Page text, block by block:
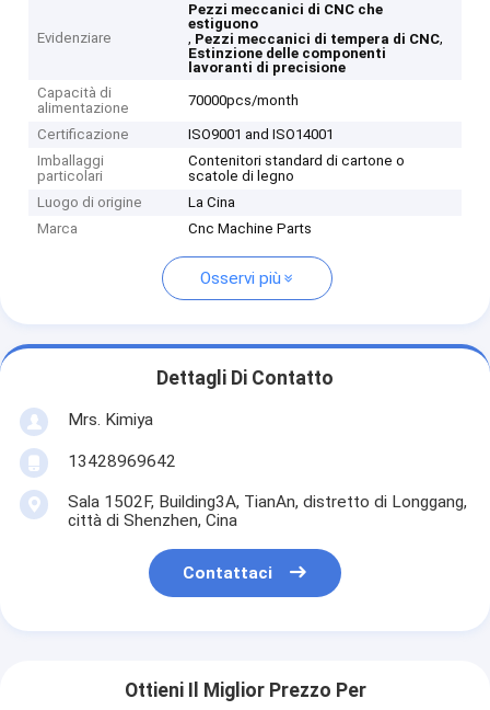
Evidenziare
Pezzi meccanici di CNC che
estiguono
, Pezzi meccanici di tempera di CNC,
Estinzione delle componenti
lavoranti di precisione
Capacità di
alimentazione
70000pcs/month
Certificazione
ISO9001 and ISO14001
Imballaggi
particolari
Contenitori standard di cartone o
scatole di legno
Luogo di origine
La Cina
Marca
Cnc Machine Parts
Osservi più
Dettagli Di Contatto
Mrs. Kimiya
13428969642
Sala 1502F, Building3A, TianAn, distretto di Longgang,
città di Shenzhen, Cina
Contattaci
Ottieni Il Miglior Prezzo Per